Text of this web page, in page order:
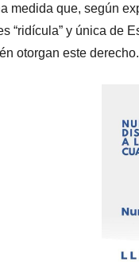
medida que, según
“ridícula” y única de
otorgan este derecho.